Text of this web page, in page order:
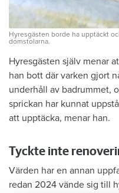
Hyresgästen borde ha upptäckt
domstolarna.
Hyresgästen själv menar
han bott där varken gjort
underhåll av badrummet,
sprickan har kunnat
att upptäcka, menar han.
Tyckte inte
Värden har en annan
redan 2024 vände sig till